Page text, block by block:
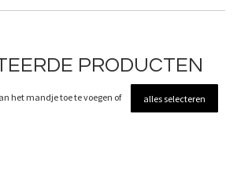
PRODUCTEN
het mandje toe te voegen of alles selecteren